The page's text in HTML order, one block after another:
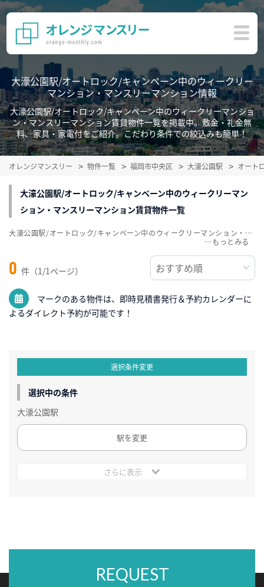
大濠公園駅/オートロック/キャンペーン中のウィークリー
マンション・マンスリーマンション情報
大濠公園駅/オートロック/キャンペーン中のウィークリーマンショ
ン・マンスリーマンション賃貸物件一覧を掲載中。敷金・礼金無
料、家具・家電付をご紹介。こだわり条件での絞込みも簡単！
オレンジマンスリー 物件一覧 福岡市中央区 大濠公園駅 オート
大濠公園駅/オートロック/キャンペーン中のウィークリーマン
ション・マンスリーマンション賃貸物件一覧
0 件（1/1ページ）
マークのある物件は、即時見積書発行＆予約カレンダーに
よるダイレクト予約が可能です！
大濠公園駅/オートロック/キャンペーン中のウィークリーマンション・マンスリーマンション賃貸物件一覧を掲載中。敷金・礼金無料、家具・家電付をご紹介。こだわり条件での絞込みも簡単！
…
選択条件変更
選択中の条件
大濠公園駅
駅を変更
さらに表示
REQUEST